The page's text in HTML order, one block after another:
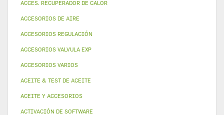
ACCES. RECUPERADOR DE CALOR
ACCESORIOS DE AIRE
ACCESORIOS REGULACIÓN
ACCESORIOS VALVULA EXP
ACCESORIOS VARIOS
ACEITE & TEST DE ACEITE
ACEITE Y ACCESORIOS
ACTIVACIÓN DE SOFTWARE